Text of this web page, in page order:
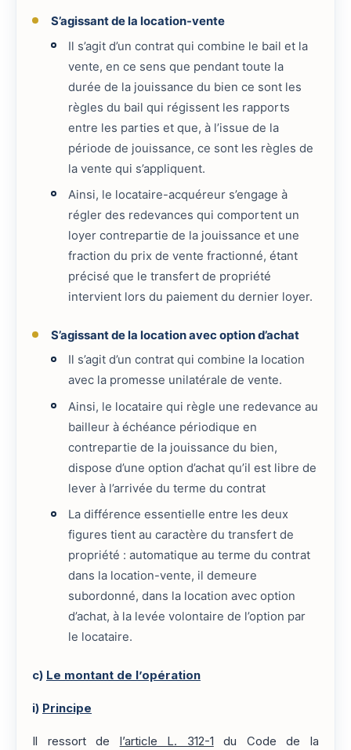
S’agissant de la location-vente
Il s’agit d’un contrat qui combine le bail et la
vente, en ce sens que pendant toute la
durée de la jouissance du bien ce sont les
règles du bail qui régissent les rapports
entre les parties et que, à l’issue de la
période de jouissance, ce sont les règles de
la vente qui s’appliquent.
Ainsi, le locataire-acquéreur s’engage à
régler des redevances qui comportent un
loyer contrepartie de la jouissance et une
fraction du prix de vente fractionné, étant
précisé que le transfert de propriété
intervient lors du paiement du dernier loyer.
S’agissant de la location avec option d’achat
Il s’agit d’un contrat qui combine la location
avec la promesse unilatérale de vente.
Ainsi, le locataire qui règle une redevance au
bailleur à échéance périodique en
contrepartie de la jouissance du bien,
dispose d’une option d’achat qu’il est libre de
lever à l’arrivée du terme du contrat
La différence essentielle entre les deux
figures tient au caractère du transfert de
propriété : automatique au terme du contrat
dans la location-vente, il demeure
subordonné, dans la location avec option
d’achat, à la levée volontaire de l’option par
le locataire.
c) Le montant de l’opération
i) Principe
Il ressort de l’article L. 312-1 du Code de la